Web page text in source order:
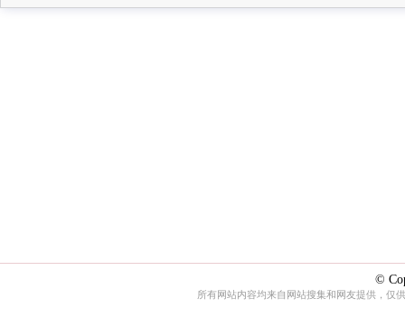
©
所有网站内容均来自网站搜集和网友提供，仅